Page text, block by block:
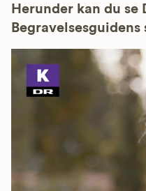
Herunder kan du se